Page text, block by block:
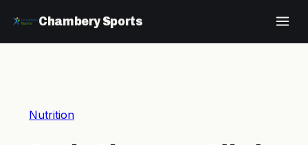
Chambery Sports
Nutrition